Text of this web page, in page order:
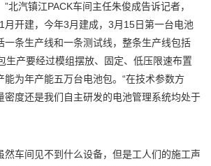
北汽镇江PACK车间主任朱俊成告诉记者，
月开建，今年3月建成，3月15日第一台电池
一条生产线和一条测试线，整条生产线包括
生产要经过模组摆放、固定、低压限速布置
能为年产能五万台电池包。“在技术参数方
密度还是我们自主研发的电池管理系统均处于
然车间见不到什么设备，但是工人们的施工声